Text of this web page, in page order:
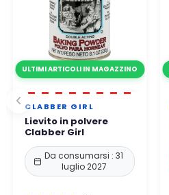
ULTIMI ARTICOLI IN MAGAZZINO
CLABBER GIRL
Lievito in polvere
Clabber Girl
Da consumarsi : 31
luglio 2027